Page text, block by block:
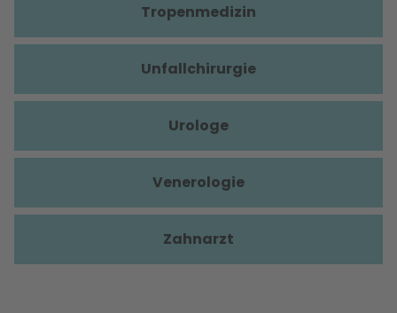
Tropenmedizin
Unfallchirurgie
Urologe
Venerologie
Zahnarzt